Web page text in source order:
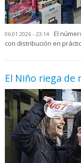
06.01.2026 - 23:14
El
con distribución en
El Niño riega de